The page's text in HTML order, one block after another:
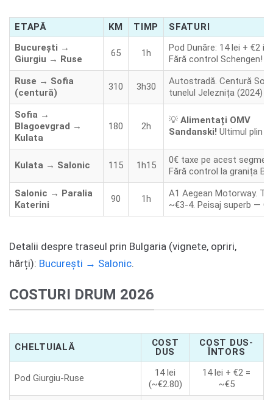
ETAPĂ KM TIMP
SFATURI
București →
Giurgiu → Ruse
65 1h
Pod Dunăre: 14 lei + €2
Fără control Schengen!
Ruse → Sofia
(centură)
310 3h30
Autostradă. Centură
tunelul Jeleznița (2024)
Sofia →
Blagoevgrad →
Kulata
180 2h
💡 Alimentați OMV
Sandanski! Ultimul plin
Kulata → Salonic 115 1h15
0€ taxe pe acest
Fără control la granița
Salonic → Paralia
Katerini
90 1h
A1 Aegean Motorway.
~€3-4. Peisaj superb —
Detalii despre traseul prin Bulgaria (vignete, opriri,
hărți): București → Salonic.
COSTURI DRUM 2026
CHELTUIALĂ
COST
DUS
COST DUS-
ÎNTORS
Pod Giurgiu-Ruse
14 lei
(~€2.80)
14 lei + €2 =
~€5